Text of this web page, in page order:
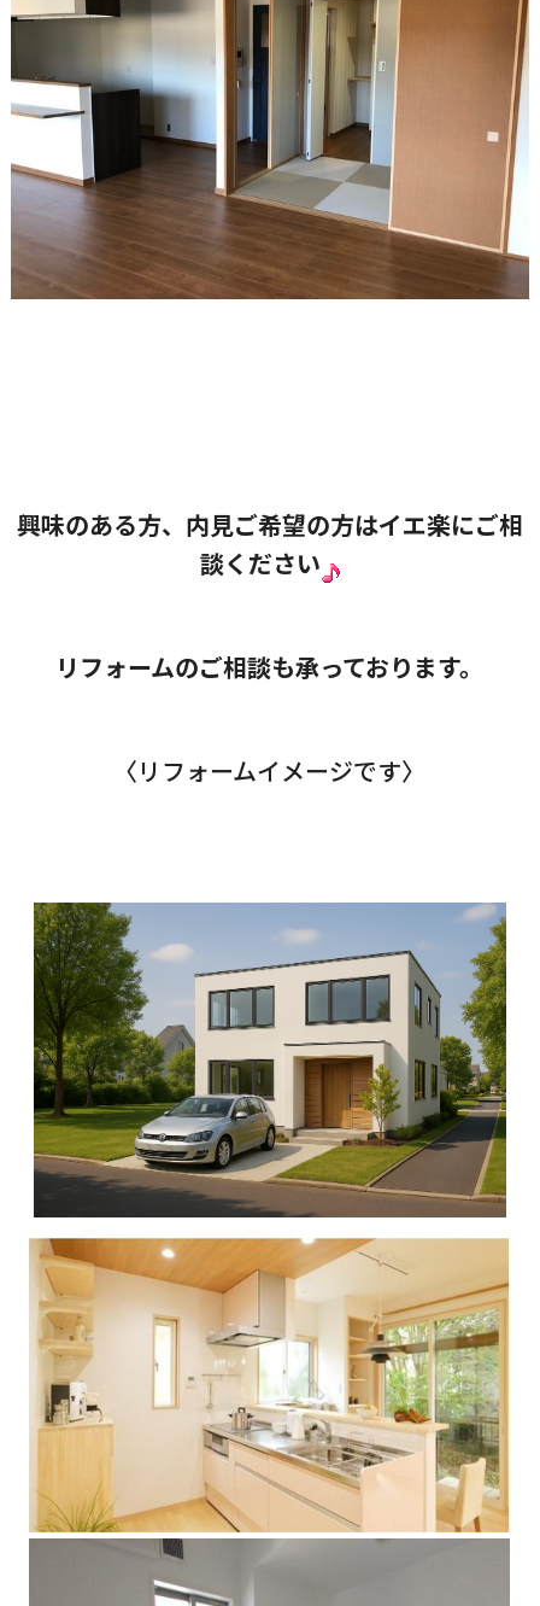
興味のある方、内見ご希望の方はイエ楽にご相
談ください
リフォームのご相談も承っております。
〈リフォームイメージです〉